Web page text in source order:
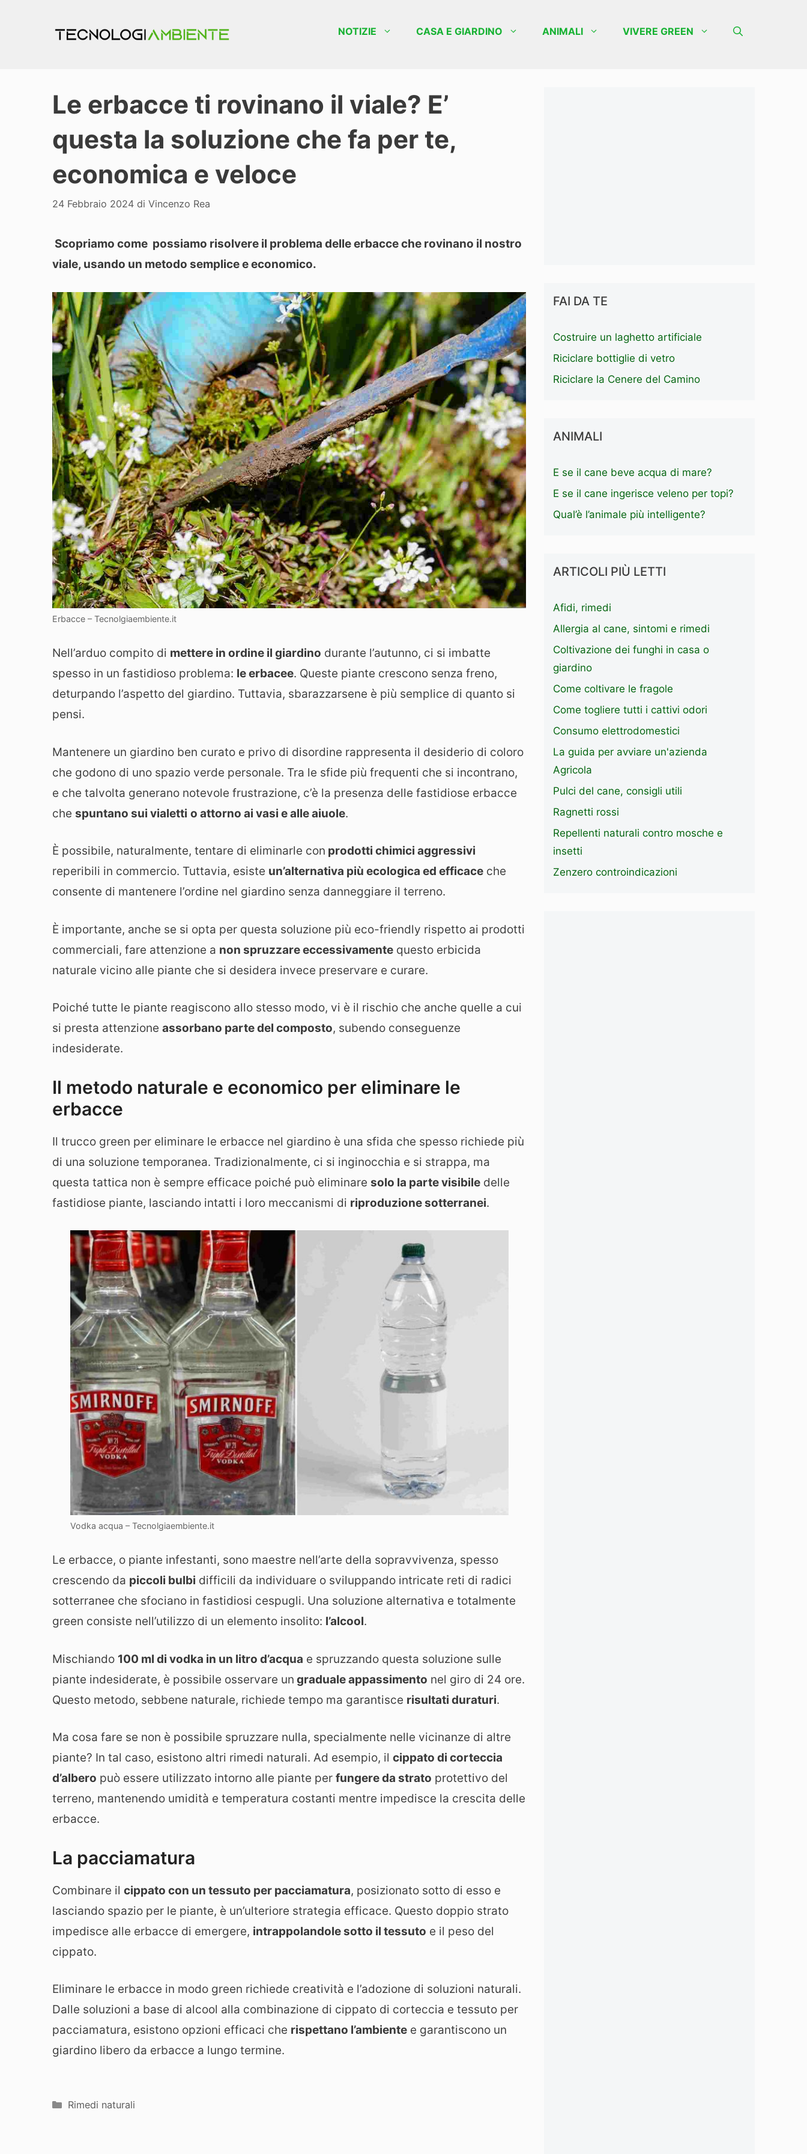
NOTIZIE CASA E GIARDINO ANIMALI VIVERE GREEN
Le erbacce ti rovinano il viale? E’
questa la soluzione che fa per te,
economica e veloce
24 Febbraio 2024 di Vincenzo Rea
Scopriamo come possiamo risolvere il problema delle erbacce che rovinano il nostro
viale, usando un metodo semplice e economico.
Erbacce – Tecnolgiaembiente.it
Nell’arduo compito di mettere in ordine il giardino durante l’autunno, ci si imbatte
spesso in un fastidioso problema: le erbacee. Queste piante crescono senza freno,
deturpando l’aspetto del giardino. Tuttavia, sbarazzarsene è più semplice di quanto si
pensi.
Mantenere un giardino ben curato e privo di disordine rappresenta il desiderio di coloro
che godono di uno spazio verde personale. Tra le sfide più frequenti che si incontrano,
e che talvolta generano notevole frustrazione, c’è la presenza delle fastidiose erbacce
che spuntano sui vialetti o attorno ai vasi e alle aiuole.
È possibile, naturalmente, tentare di eliminarle con prodotti chimici aggressivi
reperibili in commercio. Tuttavia, esiste un’alternativa più ecologica ed efficace che
consente di mantenere l’ordine nel giardino senza danneggiare il terreno.
È importante, anche se si opta per questa soluzione più eco-friendly rispetto ai prodotti
commerciali, fare attenzione a non spruzzare eccessivamente questo erbicida
naturale vicino alle piante che si desidera invece preservare e curare.
Poiché tutte le piante reagiscono allo stesso modo, vi è il rischio che anche quelle a cui
si presta attenzione assorbano parte del composto, subendo conseguenze
indesiderate.
Il metodo naturale e economico per eliminare le
erbacce
Il trucco green per eliminare le erbacce nel giardino è una sfida che spesso richiede più
di una soluzione temporanea. Tradizionalmente, ci si inginocchia e si strappa, ma
questa tattica non è sempre efficace poiché può eliminare solo la parte visibile delle
fastidiose piante, lasciando intatti i loro meccanismi di riproduzione sotterranei.
Vodka acqua – Tecnolgiaembiente.it
Le erbacce, o piante infestanti, sono maestre nell’arte della sopravvivenza, spesso
crescendo da piccoli bulbi difficili da individuare o sviluppando intricate reti di radici
sotterranee che sfociano in fastidiosi cespugli. Una soluzione alternativa e totalmente
green consiste nell’utilizzo di un elemento insolito: l’alcool.
Mischiando 100 ml di vodka in un litro d’acqua e spruzzando questa soluzione sulle
piante indesiderate, è possibile osservare un graduale appassimento nel giro di 24 ore.
Questo metodo, sebbene naturale, richiede tempo ma garantisce risultati duraturi.
Ma cosa fare se non è possibile spruzzare nulla, specialmente nelle vicinanze di altre
piante? In tal caso, esistono altri rimedi naturali. Ad esempio, il cippato di corteccia
d’albero può essere utilizzato intorno alle piante per fungere da strato protettivo del
terreno, mantenendo umidità e temperatura costanti mentre impedisce la crescita delle
erbacce.
La pacciamatura
Combinare il cippato con un tessuto per pacciamatura, posizionato sotto di esso e
lasciando spazio per le piante, è un’ulteriore strategia efficace. Questo doppio strato
impedisce alle erbacce di emergere, intrappolandole sotto il tessuto e il peso del
cippato.
Eliminare le erbacce in modo green richiede creatività e l’adozione di soluzioni naturali.
Dalle soluzioni a base di alcool alla combinazione di cippato di corteccia e tessuto per
pacciamatura, esistono opzioni efficaci che rispettano l’ambiente e garantiscono un
giardino libero da erbacce a lungo termine.
Categorie
Rimedi naturali
FAI DA TE
Costruire un laghetto artificiale
Riciclare bottiglie di vetro
Riciclare la Cenere del Camino
ANIMALI
E se il cane beve acqua di mare?
E se il cane ingerisce veleno per topi?
Qual’è l’animale più intelligente?
ARTICOLI PIÙ LETTI
Afidi, rimedi
Allergia al cane, sintomi e rimedi
Coltivazione dei funghi in casa o
giardino
Come coltivare le fragole
Come togliere tutti i cattivi odori
Consumo elettrodomestici
La guida per avviare un'azienda
Agricola
Pulci del cane, consigli utili
Ragnetti rossi
Repellenti naturali contro mosche e
insetti
Zenzero controindicazioni